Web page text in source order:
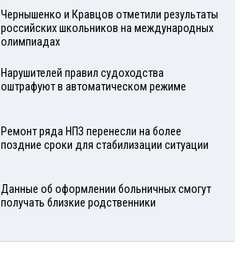
Чернышенко и Кравцов отметили результаты
российских школьников на международных
олимпиадах
Нарушителей правил судоходства
оштрафуют в автоматическом режиме
Ремонт ряда НПЗ перенесли на более
поздние сроки для стабилизации ситуации
Данные об оформлении больничных смогут
получать близкие родственники